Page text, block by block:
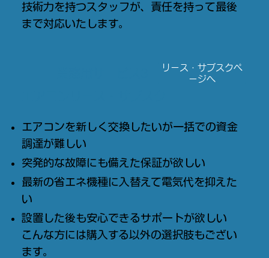
技術力を持つスタッフが、責任を持って最後
まで対応いたします。
リース・サブスクペ
ージへ
エアコンを新しく交換したいが一括での資金
調達が難しい
突発的な故障にも備えた保証が欲しい
最新の省エネ機種に入替えて電気代を抑えた
い
設置した後も安心できるサポートが欲しい
​こんな方には​購入する以外の選択肢もござい
ます。